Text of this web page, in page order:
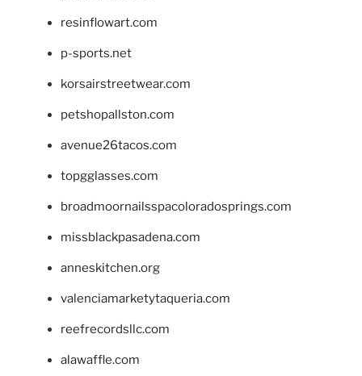
resinflowart.com
p-sports.net
korsairstreetwear.com
petshopallston.com
avenue26tacos.com
topgglasses.com
broadmoornailsspacoloradosprings.com
missblackpasadena.com
anneskitchen.org
valenciamarketytaqueria.com
reefrecordsllc.com
alawaffle.com